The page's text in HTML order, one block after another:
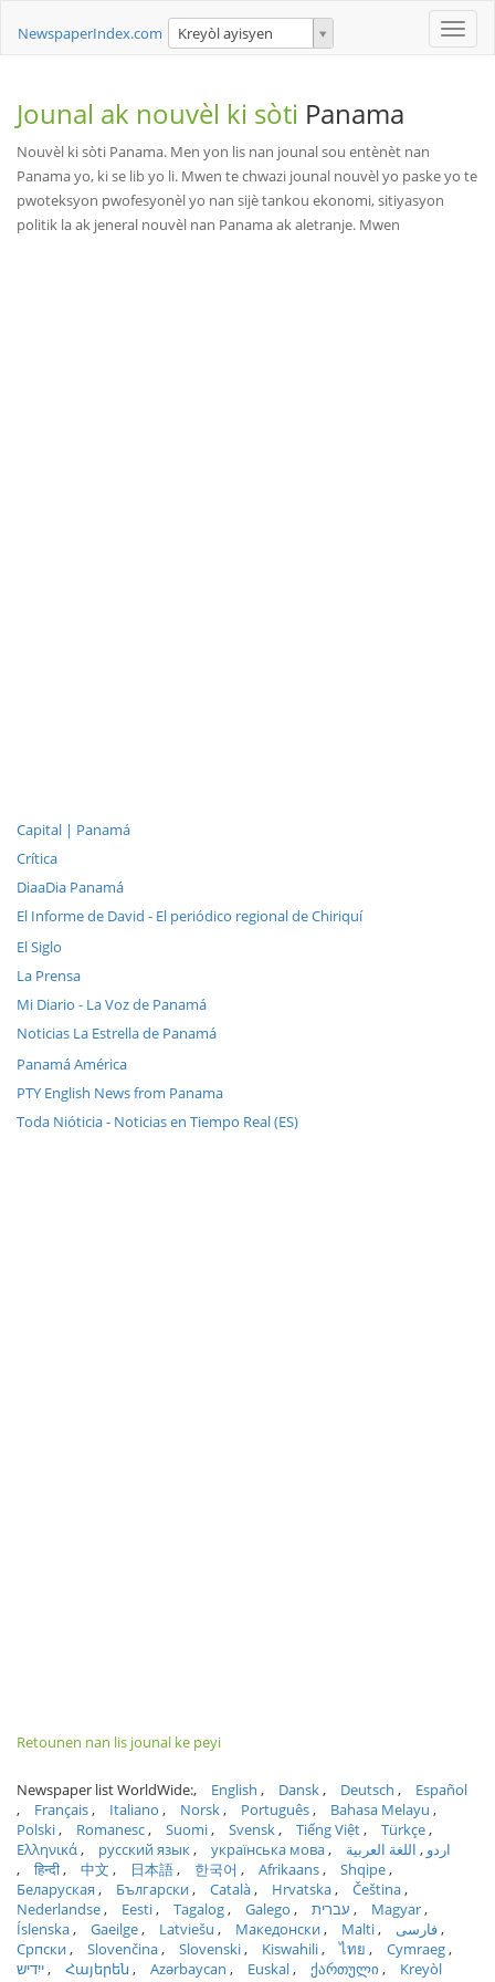
Toggle
NewspaperIndex.com Kreyòl ayisyen
Jounal ak nouvèl ki sòti Panama
Nouvèl ki sòti Panama. Men yon lis nan jounal sou entènèt nan
Panama yo, ki se lib yo li. Mwen te chwazi jounal nouvèl yo paske yo te
pwoteksyon pwofesyonèl yo nan sijè tankou ekonomi, sitiyasyon
politik la ak jeneral nouvèl nan Panama ak aletranje. Mwen
Capital | Panamá
Crítica
DiaaDia Panamá
El Informe de David - El periódico regional de Chiriquí
El Siglo
La Prensa
Mi Diario - La Voz de Panamá
Noticias La Estrella de Panamá
Panamá América
PTY English News from Panama
Toda Nióticia - Noticias en Tiempo Real (ES)
Retounen nan lis jounal ke peyi
Newspaper list WorldWide: English Dansk Deutsch
Español
Français
Italiano Norsk Português
Bahasa Melayu
Polski
Romanesc Suomi Svensk Tiếng Việt
Türkçe
Ελληνικά
русский язык українська мова اردو
اللغة العربية
हिन्दी
中文 日本語 한국어 Afrikaans
Shqipe
Беларуская
Български Català Hrvatska
Čeština
Nederlandse
Eesti Tagalog Galego עברית
Magyar
Íslenska
Gaeilge Latviešu Македонски Malti
فارسی
Српски
Slovenčina Slovenski Kiswahili ไทย
Cymraeg
ייִדיש
Հայերեն Azərbaycan Euskal ქართული
Kreyòl